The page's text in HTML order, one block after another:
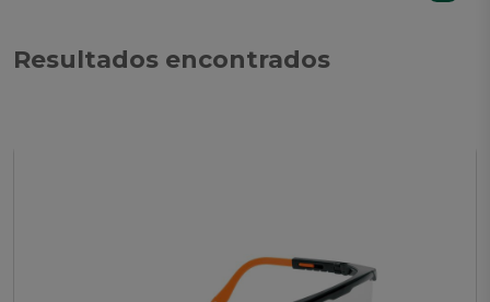
Resultados encontrados